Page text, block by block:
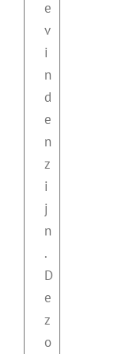
e
v
i
n
d
e
n
z
i
j
n
.
D
e
z
o